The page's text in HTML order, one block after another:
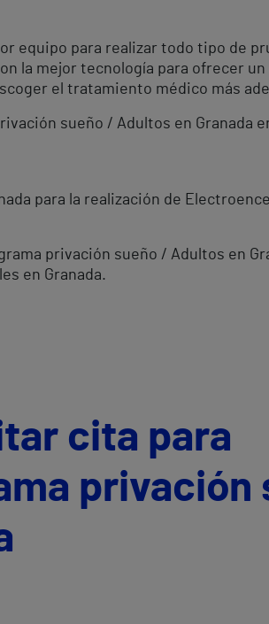
equipo para realizar todo tipo de
la mejor tecnología para ofrecer
el tratamiento médico más
sueño / Adultos en Granada
para la realización de
privación sueño / Adultos en
en Granada.
cita para
privación